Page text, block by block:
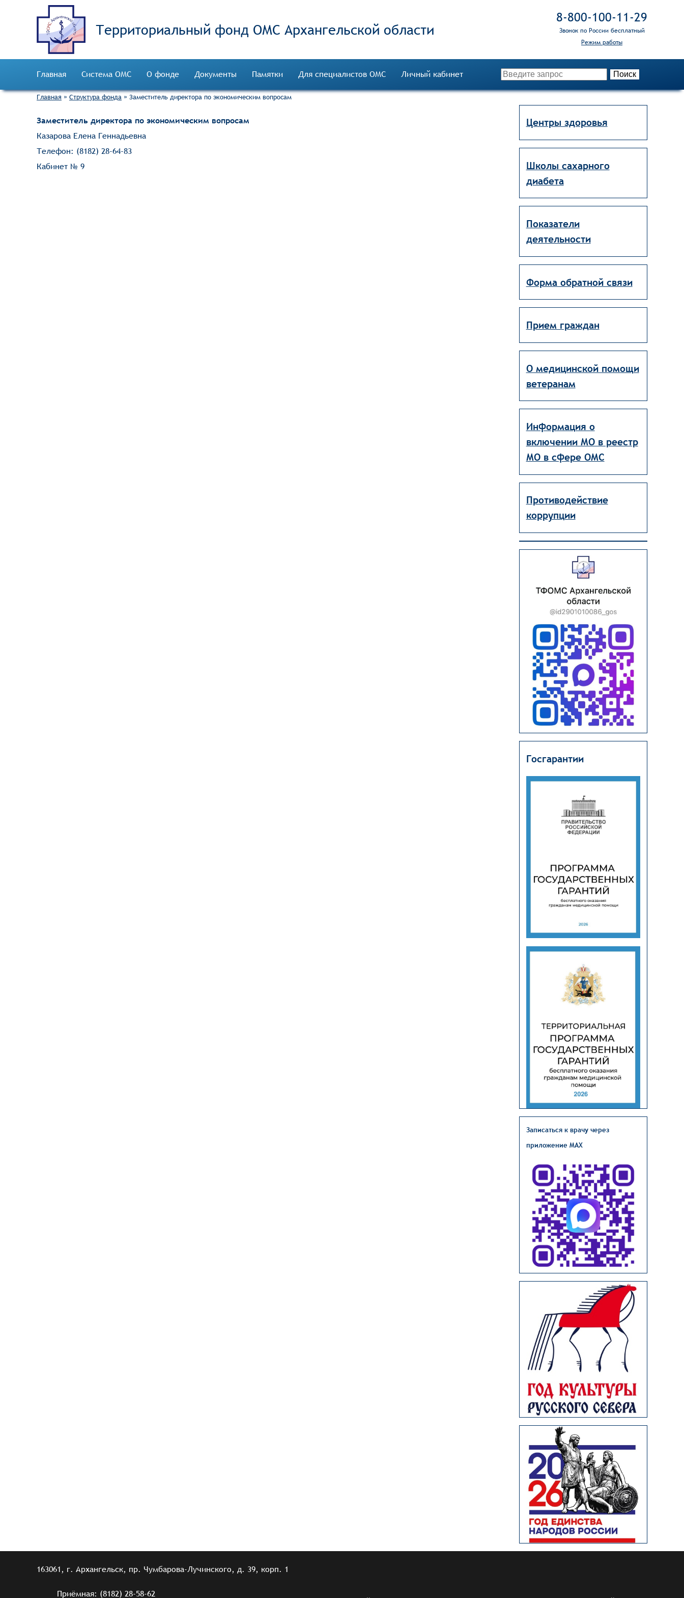
Территориальный фонд ОМС
8‑800‑100‑11‑29
Звонок по России бесплатный
Режим работы
Главная Система ОМС О фонде Документы Памятки Для специалистов ОМС Личный кабинет
Главная » Структура фонда » Заместитель директора по экономическим вопросам
Заместитель директора по экономическим вопросам
Казарова Елена ​Геннадьевна
Телефон: (8182) 28-64-83
Кабине​т № 9
Центры здоровья
Школы сахарного
диабета
Показатели
деятельности
Форма обратной связи
Прием граждан
О медицинской помощи
ветеранам
Информация о
включении МО в реестр
МО в сфере ОМС
Противодействие
коррупции
Госгарантии
Записаться к врачу через
приложение MAX
163061, г. Архангельск, пр. Чумбарова-Лучинского, д. 39, корп. 1
Приёмная: (8182) 28-58-62